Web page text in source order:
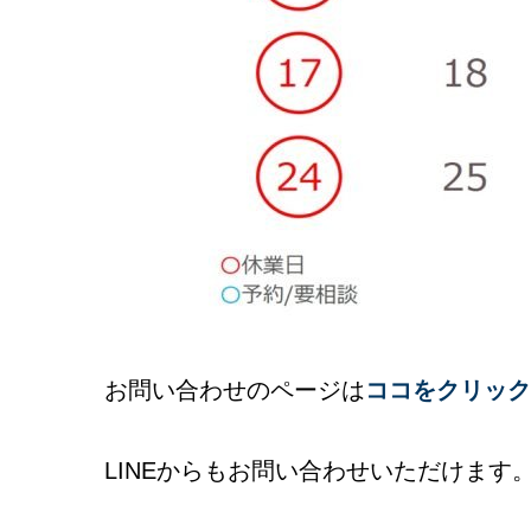
お問い合わせのページは ココをクリック
LINEからもお問い合わせいただけます